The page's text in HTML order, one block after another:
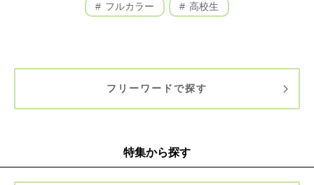
フルカラー 高校生
フリーワードで探す
特集から探す